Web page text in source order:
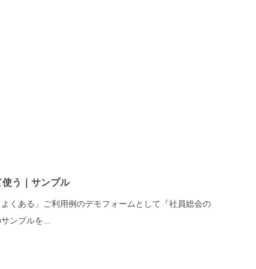
う｜サンプル
くある」ご利用例のデモフォームとして『社員総会の
ンプルを...